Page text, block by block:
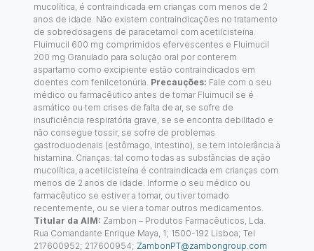
mucolítica, é contraindicada em crianças com menos de 2
anos de idade. Não existem contraindicações no tratamento
de sobredosagens de paracetamol com acetilcisteína.
Fluimucil 600 mg comprimidos efervescentes e Fluimucil
200 mg Granulado para solução oral por conterem
aspartamo como excipiente estão contraindicados em
doentes com fenilcetonúria. Precauções: Fale com o seu
médico ou farmacêutico antes de tomar Fluimucil se é
asmático ou tem crises de falta de ar, se sofre de
insuficiência respiratória grave, se se encontra debilitado e
não consegue tossir, se sofre de problemas
gastroduodenais (estômago, intestino), se tem intolerância à
histamina. Crianças: tal como todas as substâncias de ação
mucolítica, a acetilcisteína é contraindicada em crianças com
menos de 2 anos de idade. Informe o seu médico ou
farmacêutico se estiver a tomar, ou tiver tomado
recentemente, ou se vier a tomar outros medicamentos.
Titular da AIM: Zambon – Produtos Farmacêuticos, Lda.
Rua Comandante Enrique Maya, 1; 1500-192 Lisboa; Tel
217600952; 217600954; ZambonPT@zambongroup.com